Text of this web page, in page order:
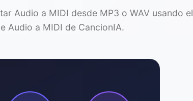
Audio a MIDI desde MP3 o WAV usando el
Audio a MIDI de CancionIA.